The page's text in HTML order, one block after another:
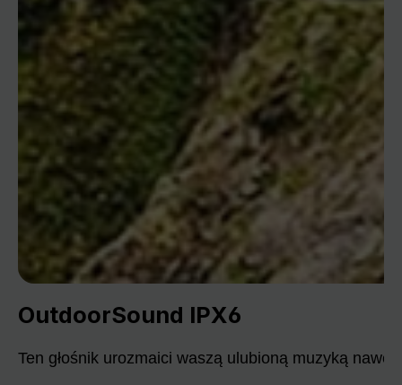
OutdoorSound IPX6
Ten głośnik urozmaici waszą ulubioną muzyką